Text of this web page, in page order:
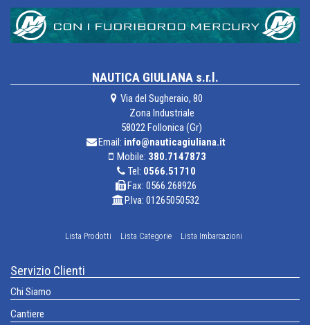
NAUTICA GIULIANA s.r.l.
Via del Sugheraio, 80
Zona Industriale
58022 Follonica (Gr)
Email: info@nauticagiuliana.it
Mobile: 380.7147873
Tel: 0566.51710
Fax: 0566.268926
P.Iva: 01265050532
Lista Prodotti Lista Categorie Lista Imbarcazioni
Servizio Clienti
Chi Siamo
Cantiere